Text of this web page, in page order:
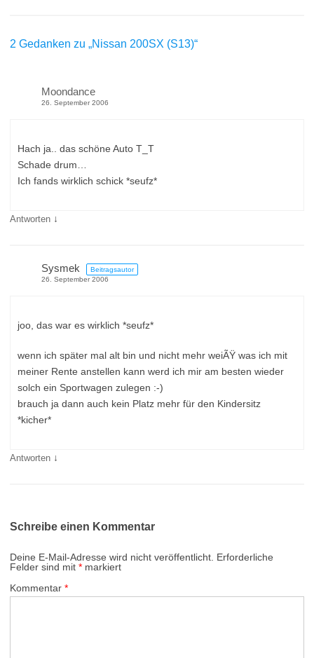
2 Gedanken zu „Nissan 200SX (S13)“
Moondance
26. September 2006
Hach ja.. das schöne Auto T_T
Schade drum…
Ich fands wirklich schick *seufz*
Antworten ↓
Sysmek
Beitragsautor
26. September 2006
joo, das war es wirklich *seufz*
wenn ich später mal alt bin und nicht mehr weiÃŸ was ich mit
meiner Rente anstellen kann werd ich mir am besten wieder
solch ein Sportwagen zulegen :-)
brauch ja dann auch kein Platz mehr für den Kindersitz
*kicher*
Antworten ↓
Schreibe einen Kommentar
Deine E-Mail-Adresse wird nicht veröffentlicht. Erforderliche
Felder sind mit * markiert
Kommentar *